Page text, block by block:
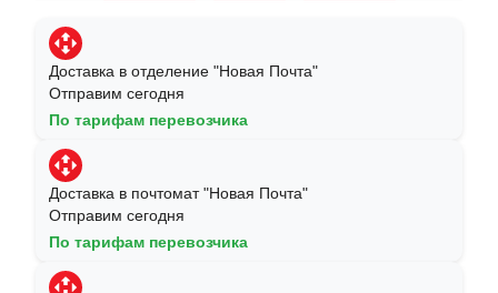
Доставка в отделение "Новая Почта"
Отправим сегодня
По тарифам перевозчика
Доставка в почтомат "Новая Почта"
Отправим сегодня
По тарифам перевозчика